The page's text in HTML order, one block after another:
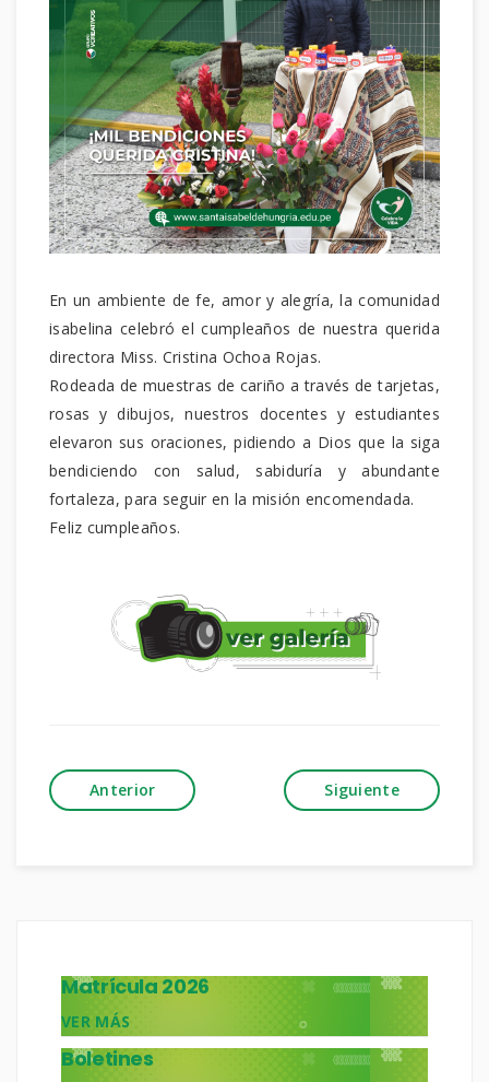
En un ambiente de fe, amor y alegría, la comunidad
isabelina celebró el cumpleaños de nuestra querida
directora Miss. Cristina Ochoa Rojas.
Rodeada de muestras de cariño a través de tarjetas,
rosas y dibujos, nuestros docentes y estudiantes
elevaron sus oraciones, pidiendo a Dios que la siga
bendiciendo con salud, sabiduría y abundante
fortaleza, para seguir en la misión encomendada.
Feliz cumpleaños.
Anterior Siguiente
Matrícula 2026
VER MÁS
Boletines